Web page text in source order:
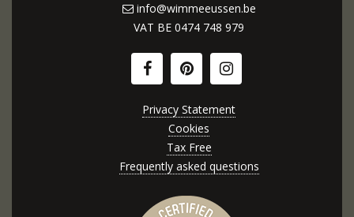
info@wimmeeussen.be
VAT BE 0474 748 979
Privacy Statement
Cookies
Tax Free
Frequently asked questions